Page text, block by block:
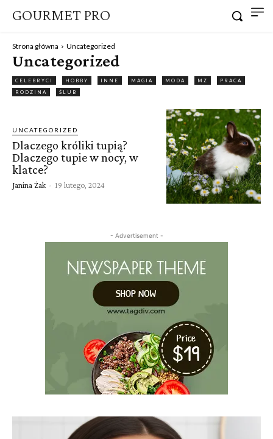
GOURMET PRO
Strona główna Uncategorized
Uncategorized
CELEBRYCI HOBBY INNE MAGIA MODA MZ
PRACA
RODZINA
ŚLUB
UNCATEGORIZED
Dlaczego króliki tupią?
Dlaczego tupie w nocy, w
klatce?
Janina Żak - 19 lutego, 2024
- Advertisement -